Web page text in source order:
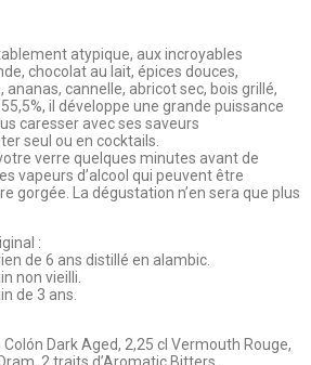
atypique, aux incroyables
chocolat au lait, épices douces,
ananas, cannelle, abricot sec, bois grillé,
il développe une grande puissance
caresser avec ses saveurs
seul ou en cocktails.
verre quelques minutes avant de
vapeurs d’alcool qui peuvent être
gorgée. La dégustation n’en sera que plus
:
de 6 ans distillé en alambic.
non vieilli.
de 3 ans.
Colón Dark Aged, 2,25 cl Vermouth Rouge,